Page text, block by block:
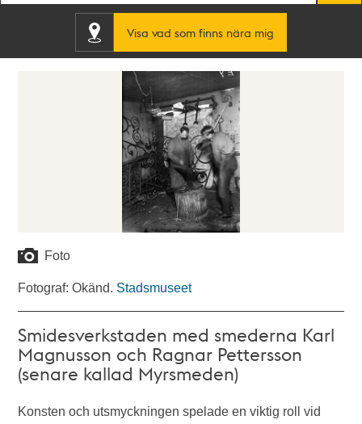
Visa vad som finns nära mig
Foto
Fotograf: Okänd. Stadsmuseet
Smidesverkstaden med smederna Karl
Magnusson och Ragnar Pettersson
(senare kallad Myrsmeden)
Konsten och utsmyckningen spelade en viktig roll vid